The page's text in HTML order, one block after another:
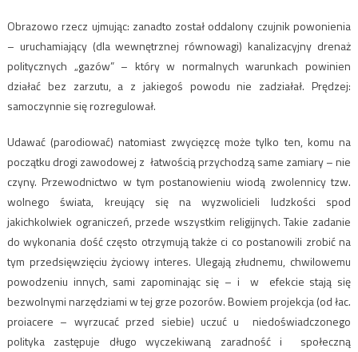
Obrazowo rzecz ujmując: zanadto został oddalony czujnik powonienia
– uruchamiający (dla wewnętrznej równowagi) kanalizacyjny drenaż
politycznych „gazów” – który w normalnych warunkach powinien
działać bez zarzutu, a z jakiegoś powodu nie zadziałał. Prędzej:
samoczynnie się rozregulował.
Udawać (parodiować) natomiast zwycięzcę może tylko ten, komu na
początku drogi zawodowej z łatwością przychodzą same zamiary – nie
czyny. Przewodnictwo w tym postanowieniu wiodą zwolennicy tzw.
wolnego świata, kreujący się na wyzwolicieli ludzkości spod
jakichkolwiek ograniczeń, przede wszystkim religijnych. Takie zadanie
do wykonania dość często otrzymują także ci co postanowili zrobić na
tym przedsięwzięciu życiowy interes. Ulegają złudnemu, chwilowemu
powodzeniu innych, sami zapominając się – i w efekcie stają się
bezwolnymi narzędziami w tej grze pozorów. Bowiem projekcja (od łac.
proiacere – wyrzucać przed siebie) uczuć u niedoświadczonego
polityka zastępuje długo wyczekiwaną zaradność i społeczną